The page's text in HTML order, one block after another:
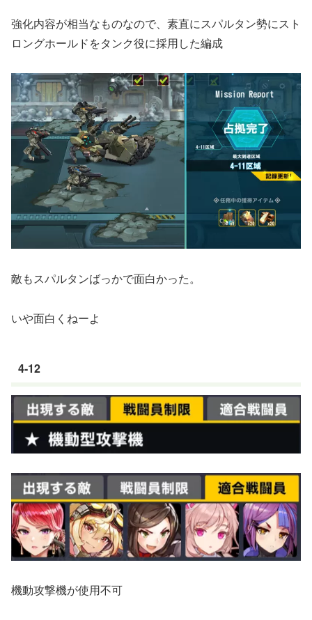
強化内容が相当なものなので、素直にスパルタン勢にスト
ロングホールドをタンク役に採用した編成
敵もスパルタンばっかで面白かった。
いや面白くねーよ
4-12
機動攻撃機が使用不可